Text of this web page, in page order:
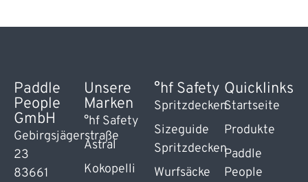
Paddle
People
GmbH
Gebirgsjägerstraße
23
83661
Unsere
Marken
°hf Safety
Astral
Kokopelli
°hf Safety
Spritzdecken
Sizeguide
Spritzdecken
Wurfsäcke
Quicklinks
Startseite
Produkte
Paddle
People